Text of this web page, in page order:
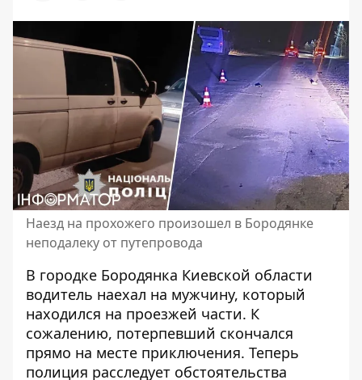
Наезд на прохожего произошел в Бородянке
неподалеку от путепровода
В городке Бородянка Киевской области
водитель наехал на мужчину, который
находился на проезжей части. К
сожалению, потерпевший скончался
прямо на месте приключения. Теперь
полиция расследует обстоятельства